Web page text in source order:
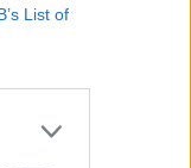
List of